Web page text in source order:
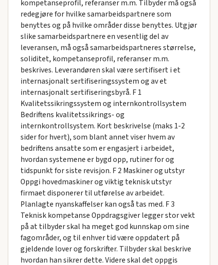
kompetanseprofil, referanser m.m. Tilbyder må også
redegjøre for hvilke samarbeidspartnere som
benyttes og på hvilke områder disse benyttes. Utgjør
slike samarbeidspartnere en vesentlig del av
leveransen, må også samarbeidspartneres størrelse,
soliditet, kompetanseprofil, referanser m.m.
beskrives. Leverandøren skal være sertifisert i et
internasjonalt sertifiseringssystem og av et
internasjonalt sertifiseringsbyrå. F 1
Kvalitetssikringssystem og internkontrollsystem
Bedriftens kvalitetssikrings- og
internkontrollsystem. Kort beskrivelse (maks 1-2
sider for hvert), som blant annet viser hvem av
bedriftens ansatte som er engasjert i arbeidet,
hvordan systemene er bygd opp, rutiner for og
tidspunkt for siste revisjon. F 2 Maskiner og utstyr
Oppgi hovedmaskiner og viktig teknisk utstyr
firmaet disponerer til utførelse av arbeidet.
Planlagte nyanskaffelser kan også tas med. F 3
Teknisk kompetanse Oppdragsgiver legger stor vekt
på at tilbyder skal ha meget god kunnskap om sine
fagområder, og til enhver tid være oppdatert på
gjeldende lover og forskrifter. Tilbyder skal beskrive
hvordan han sikrer dette. Videre skal det oppgis